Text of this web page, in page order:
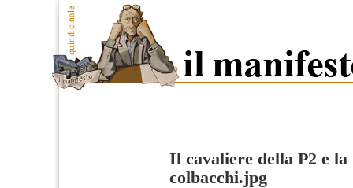
Il cavaliere della P2 e
colbacchi.jpg